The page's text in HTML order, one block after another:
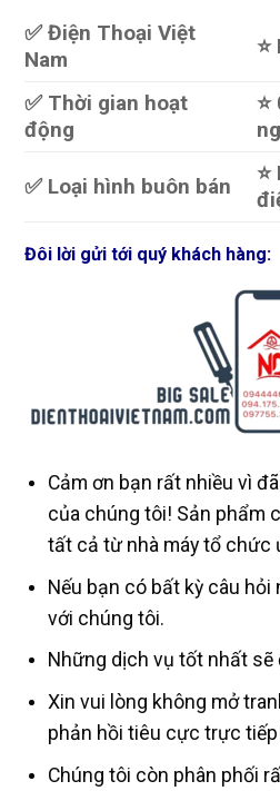
✅ Điện Thoại Việt
Nam
✅ Thời gian hoạt
động
✅ Loại hình buôn bán
Đôi lời gửi tới quý khách hàng:
Cảm ơn bạn rất nhiều vì
của chúng tôi! Sản phẩm
tất cả từ nhà máy tổ chức
Nếu bạn có bất kỳ câu hỏi
với chúng tôi.
Những dịch vụ tốt nhất
Xin vui lòng không mở
phản hồi tiêu cực trực
Chúng tôi còn phân phối